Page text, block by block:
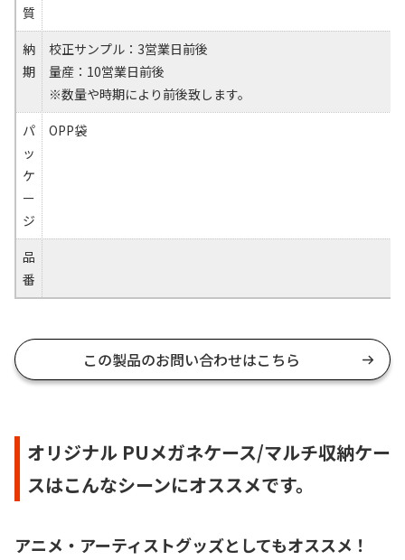
質
納
期
校正サンプル：3営業日前後
量産：10営業日前後
※数量や時期により前後致します。
パ
ッ
ケ
ー
ジ
OPP袋
品
番
この製品のお問い合わせはこちら
オリジナル PUメガネケース/マルチ収納ケー
スはこんなシーンにオススメです。
アニメ・アーティストグッズとしてもオススメ！